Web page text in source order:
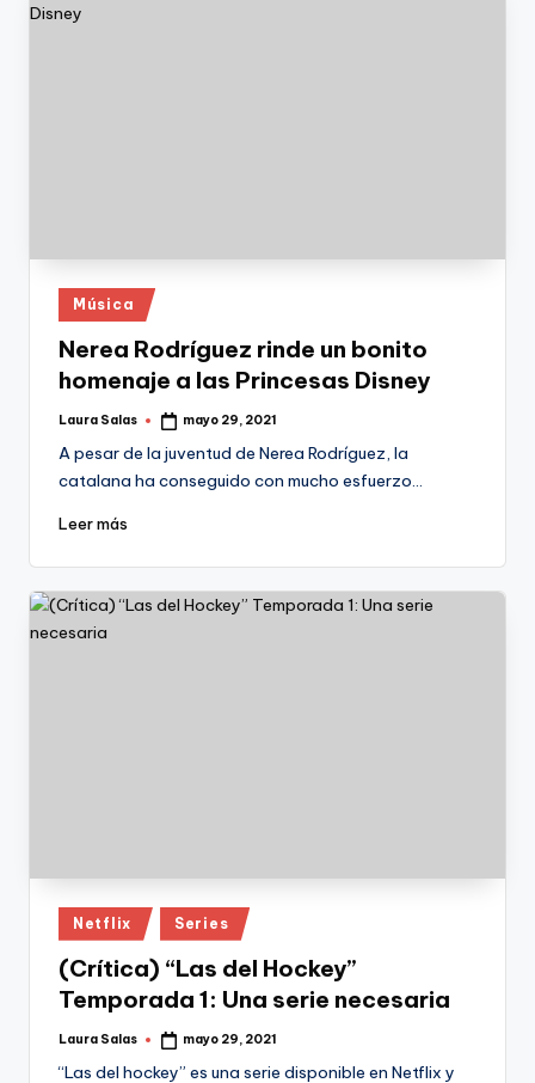
Publicado
en
Música
Nerea Rodríguez rinde un bonito
homenaje a las Princesas Disney
Publicado
Laura Salas mayo 29, 2021
A pesar de la juventud de Nerea Rodríguez, la
catalana ha conseguido con mucho esfuerzo…
Leer más
Publicado
en
Netflix Series
(Crítica) “Las del Hockey”
Temporada 1: Una serie necesaria
Publicado
Laura Salas mayo 29, 2021
“Las del hockey” es una serie disponible en Netflix y